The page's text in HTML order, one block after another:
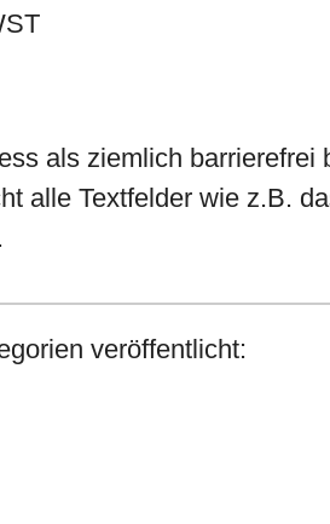
als ziemlich
alle Textfelder wie z.B.
veröffentlicht: